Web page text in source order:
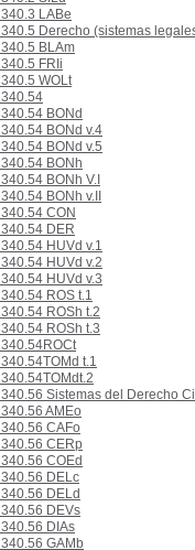
340.3 LABe
340.5 Derecho (sistemas
340.5 BLAm
340.5 FRIi
340.5 WOLt
340.54
340.54 BONd
340.54 BONd v.4
340.54 BONd v.5
340.54 BONh
340.54 BONh V.I
340.54 BONh v.II
340.54 CON
340.54 DER
340.54 HUVd v.1
340.54 HUVd v.2
340.54 HUVd v.3
340.54 ROS t.1
340.54 ROSh t.2
340.54 ROSh t.3
340.54ROCt
340.54TOMd t.1
340.54TOMdt.2
340.56 Sistemas del Derecho
340.56 AMEo
340.56 CAFo
340.56 CERp
340.56 COEd
340.56 DELc
340.56 DELd
340.56 DEVs
340.56 DIAs
340.56 GAMb